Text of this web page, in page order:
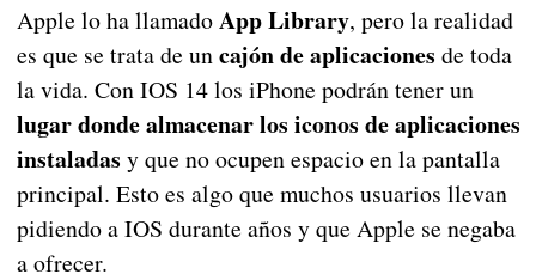
Apple lo ha llamadoApp Library, pero la realidad
es que se trata de uncajón de aplicaciones de toda
la vida. Con IOS 14 los iPhone podrán tener un
lugar donde almacenar los iconos de aplicaciones
instaladas y que no ocupen espacio en la pantalla
principal. Esto es algo que muchos usuarios llevan
pidiendo a IOS durante años y que Apple se negaba
a ofrecer.